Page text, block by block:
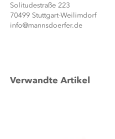
Solitudestraße 223
70499 Stuttgart-Weilimdorf
info@mannsdoerfer.de
Verwandte Artikel